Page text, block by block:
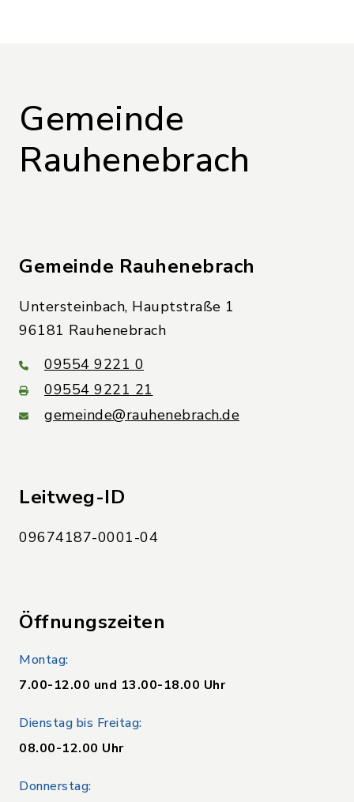
Gemeinde
Rauhenebrach
Gemeinde Rauhenebrach
Untersteinbach, Hauptstraße 1
96181 Rauhenebrach
09554 9221 0
09554 9221 21
gemeinde@rauhenebrach.de
Leitweg-ID
09674187-0001-04
Öffnungszeiten
Montag:
7.00-12.00 und 13.00-18.00 Uhr
Dienstag bis Freitag:
08.00-12.00 Uhr
Donnerstag: